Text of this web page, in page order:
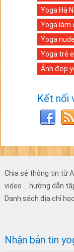
Yoga Hà
Yoga làm
Yoga nude
Yoga trẻ
Ảnh đẹp
Kết nối
Chia sẻ thông tin từ
video ... hướng dẫn
Danh sách địa chỉ
Nhận bản tin